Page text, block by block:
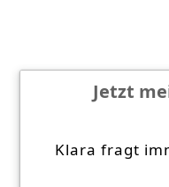
Jetzt
Klara fragt